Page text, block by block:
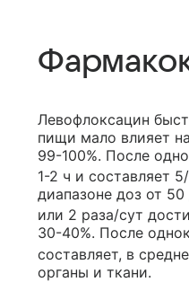
Левофлоксацин
пищи мало влияет
99-100%. После
1-2 ч и составляет
диапазоне доз от
или 2 раза/сут
30-40%. После
составляет, в
органы и ткани.